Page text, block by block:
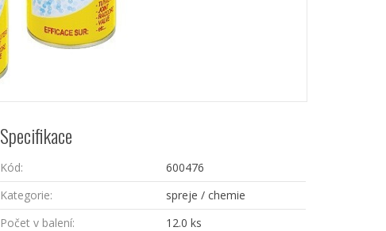
Specifikace
Kód:
600476
Kategorie:
spreje / chemie
Počet v balení:
12.0 ks